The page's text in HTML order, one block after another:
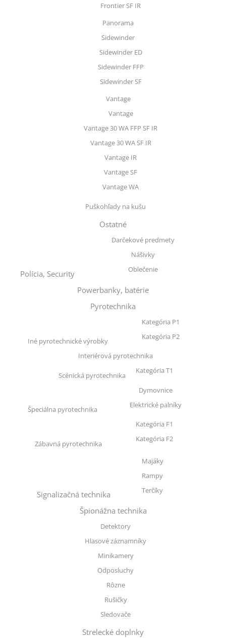
Frontier SF IR
Panorama
Sidewinder
Sidewinder ED
Sidewinder FFP
Sidewinder SF
Vantage
Vantage
Vantage 30 WA FFP SF IR
Vantage 30 WA SF IR
Vantage IR
Vantage SF
Vantage WA
Puškohľady na kušu
Ostatné
Polícia, Security
Darčekové predmety
Nášivky
Oblečenie
Powerbanky, batérie
Pyrotechnika
Iné pyrotechnické výrobky
Kategória P1
Kategória P2
Interiérová pyrotechnika
Scénická pyrotechnika
Kategória T1
Špeciálna pyrotechnika
Dymovnice
Elektrické palníky
Zábavná pyrotechnika
Kategória F1
Kategória F2
Signalizačná technika
Majáky
Rampy
Terčíky
Špionážna technika
Detektory
Hlasové záznamníky
Minikamery
Odposluchy
Rôzne
Rušičky
Sledovače
Strelecké doplnky